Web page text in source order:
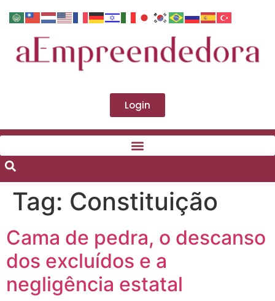
Login
Tag: Constituição
Cama de pedra, o descanso
dos excluídos e a
negligência estatal